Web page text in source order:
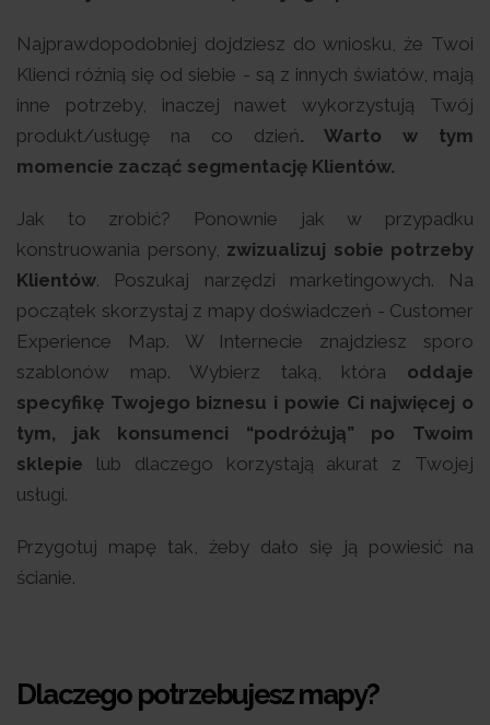
Najprawdopodobniej dojdziesz do wniosku, że Twoi
Klienci różnią się od siebie - są z innych światów, mają
inne potrzeby, inaczej nawet wykorzystują Twój
produkt/usługę na co dzień. Warto w tym
momencie zacząć segmentację Klientów.
Jak to zrobić? Ponownie jak w przypadku
konstruowania persony, zwizualizuj sobie potrzeby
Klientów. Poszukaj narzędzi marketingowych. Na
początek skorzystaj z mapy doświadczeń - Customer
Experience Map. W Internecie znajdziesz sporo
szablonów map. Wybierz taką, która oddaje
specyfikę Twojego biznesu i powie Ci najwięcej o
tym, jak konsumenci “podróżują” po Twoim
sklepie lub dlaczego korzystają akurat z Twojej
usługi.
Przygotuj mapę tak, żeby dało się ją powiesić na
ścianie.
Dlaczego potrzebujesz mapy?